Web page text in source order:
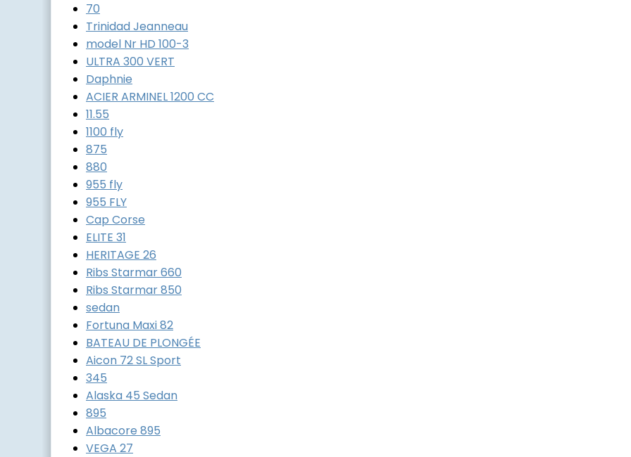
70
Trinidad Jeanneau
model Nr HD 100-3
ULTRA 300 VERT
Daphnie
ACIER ARMINEL 1200 CC
11.55
1100 fly
875
880
955 fly
955 FLY
Cap Corse
ELITE 31
HERITAGE 26
Ribs Starmar 660
Ribs Starmar 850
sedan
Fortuna Maxi 82
BATEAU DE PLONGÉE
Aicon 72 SL Sport
345
Alaska 45 Sedan
895
Albacore 895
VEGA 27